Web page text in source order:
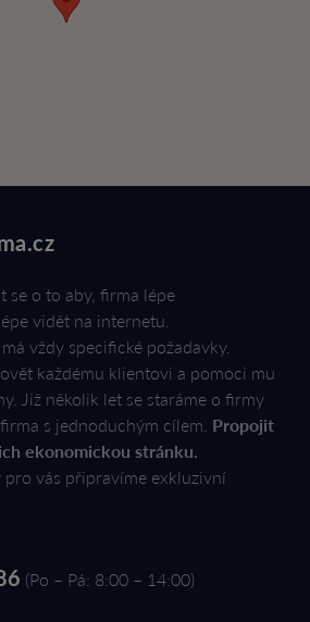
se o to aby, firma lépe
vidět na internetu.
vždy specifické požadavky.
každému klientovi a pomoci mu
Již několik let se staráme o firmy
s jednoduchým cílem. Propojit
ekonomickou stránku.
pro vás připravíme exkluzivní
(Po – Pá: 8:00 – 14:00)